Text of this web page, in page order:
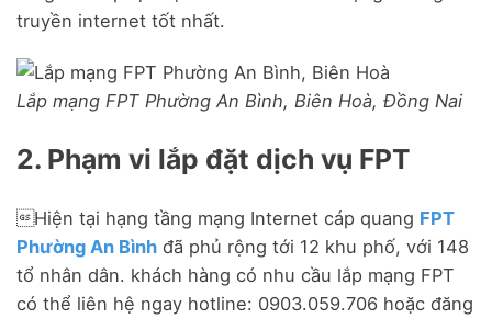
truyền internet tốt nhất.
Lắp mạng FPT Phường An Bình, Biên Hoà, Đồng Nai
2. Phạm vi lắp đặt dịch vụ FPT
Hiện tại hạng tầng mạng Internet cáp quang FPT
Phường An Bình đã phủ rộng tới 12 khu phố, với 148
tổ nhân dân. khách hàng có nhu cầu lắp mạng FPT
có thể liên hệ ngay hotline: 0903.059.706 hoặc đăng